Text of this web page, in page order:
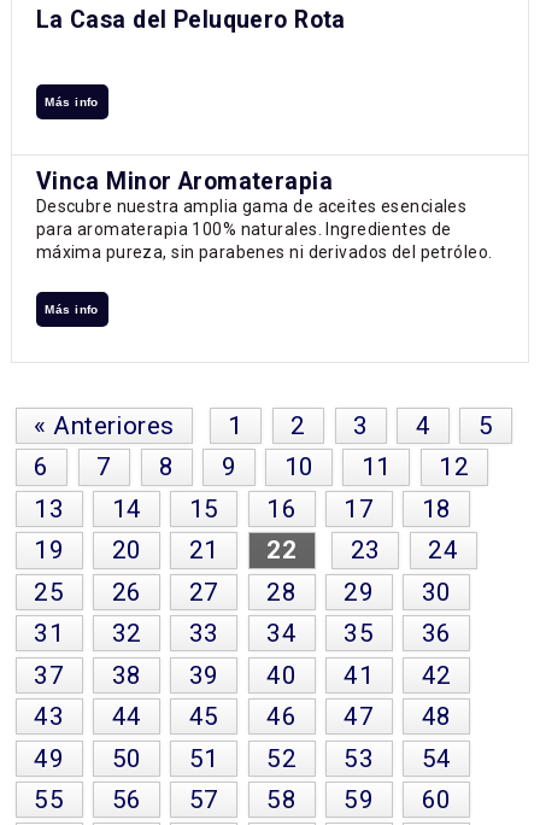
La Casa del Peluquero Rota
Más info
Vinca Minor Aromaterapia
Descubre nuestra amplia gama de aceites esenciales
para aromaterapia 100% naturales. Ingredientes de
máxima pureza, sin parabenes ni derivados del petróleo.
Más info
« Anteriores 1 2 3 4
5
6
7 8 9 10 11
12
13
14 15 16 17
18
19
20 21 22 23
24
25
26 27 28 29
30
31
32 33 34 35
36
37
38 39 40 41
42
43
44 45 46 47
48
49
50 51 52 53
54
55
56 57 58 59
60